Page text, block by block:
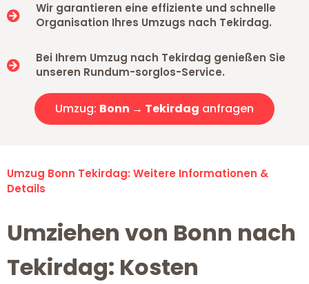
Wir garantieren eine effiziente und schnelle
Organisation Ihres Umzugs nach Tekirdag.
Bei Ihrem Umzug nach Tekirdag genießen Sie
unseren Rundum-sorglos-Service.
Umzug: Bonn → Tekirdag anfragen
Umzug Bonn Tekirdag: Weitere Informationen &
Details
Umziehen von Bonn nach
Tekirdag: Kosten